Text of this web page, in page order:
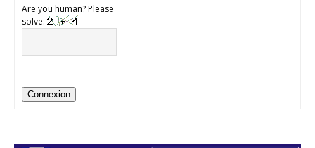
Are you human? Please
solve:
Connexion